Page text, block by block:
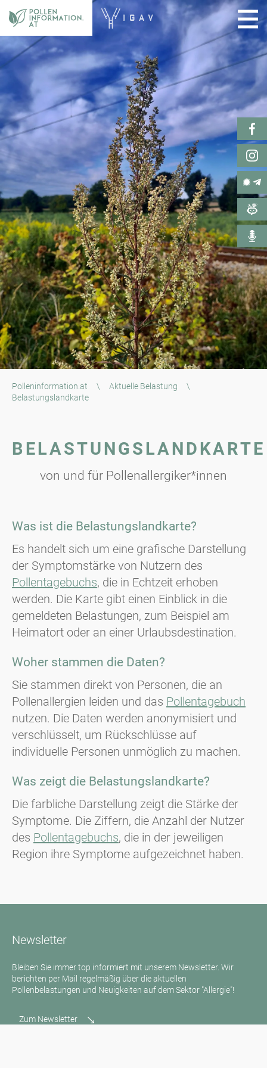
Polleninformation.at \ Aktuelle Belastung
\
Belastungslandkarte
BELASTUNGSLANDKARTE
von und für Pollenallergiker*innen
Was ist die Belastungslandkarte?
Es handelt sich um eine grafische Darstellung
der Symptomstärke von Nutzern des
Pollentagebuchs, die in Echtzeit erhoben
werden. Die Karte gibt einen Einblick in die
gemeldeten Belastungen, zum Beispiel am
Heimatort oder an einer Urlaubsdestination.
Woher stammen die Daten?
Sie stammen direkt von Personen, die an
Pollenallergien leiden und das Pollentagebuch
nutzen. Die Daten werden anonymisiert und
verschlüsselt, um Rückschlüsse auf
individuelle Personen unmöglich zu machen.
Was zeigt die Belastungslandkarte?
Die farbliche Darstellung zeigt die Stärke der
Symptome. Die Ziffern, die Anzahl der Nutzer
des Pollentagebuchs, die in der jeweiligen
Region ihre Symptome aufgezeichnet haben.
Newsletter
Bleiben Sie immer top informiert mit unserem Newsletter. Wir
berichten per Mail regelmäßig über die aktuellen
Pollenbelastungen und Neuigkeiten auf dem Sektor "Allergie"!
Zum Newsletter